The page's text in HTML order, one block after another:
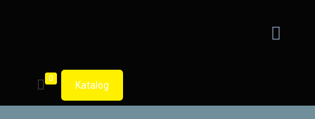
0
Katalog